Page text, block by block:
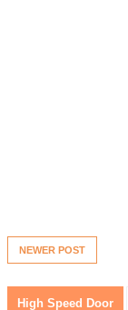
NEWER POST
High Speed Door